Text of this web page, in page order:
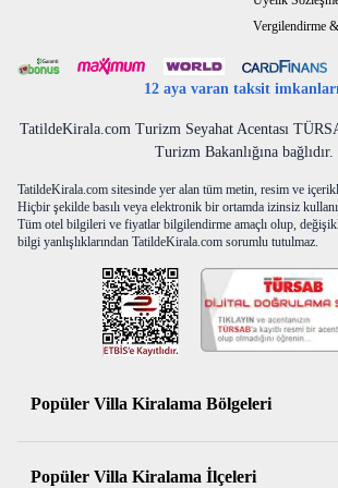
Vergilendirme
12 aya varan taksit
TatildeKirala.com Turizm Seyahat Acentası
Turizm Bakanlığına bağlıdır.
TatildeKirala.com sitesinde yer alan tüm metin, resim ve
Hiçbir şekilde basılı veya elektronik bir ortamda izinsiz
Tüm otel bilgileri ve fiyatlar bilgilendirme amaçlı olup,
bilgi yanlışlıklarından TatildeKirala.com sorumlu tutulmaz.
Popüler Villa Kiralama Bölgeleri
Antalya Kiralık Villa
Muğla Kiralık Villa
Popüler Villa Kiralama İlçeleri